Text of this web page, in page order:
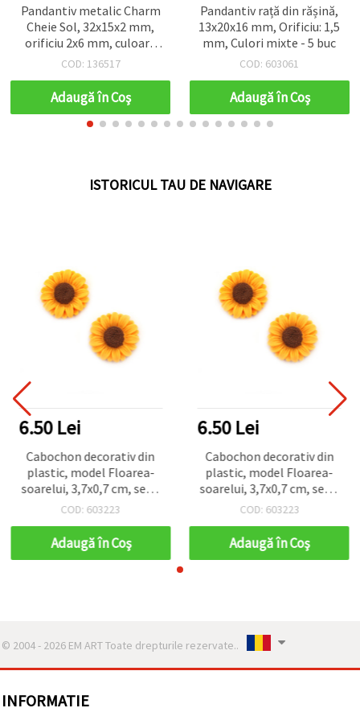
Pandantiv rață din rășină,
13x20x16 mm, Orificiu: 1,5
mm, Culori mixte - 5 buc
COD: 603061
Adaugă în Coş
Pandantiv din oțel în
formă de stea, 7x8x1 mm,
orificiu: 1 mm, culoare
argintie - pachet de 20
COD: 176780
Adaugă în Coş
ISTORICUL TAU DE NAVIGARE
6.50 Lei
Cabochon decorativ din
plastic, model Floarea-
soarelui, 3,7x0,7 cm, set 5
buc.
COD: 603223
Adaugă în Coş
6.50 Lei
Cabochon decorativ din
plastic, model Floarea-
soarelui, 3,7x0,7 cm, set 5
buc.
COD: 603223
Adaugă în Coş
© 2004 - 2026 EM ART Toate drepturile rezervate..
INFORMATIE